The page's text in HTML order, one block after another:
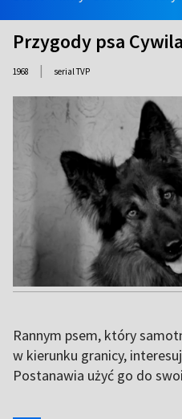
Przygody psa Cywila
1968 | serial TVP
Rannym psem, który
w kierunku granicy,
Postanawia użyć go do